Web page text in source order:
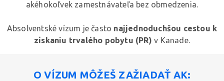
akéhokoľvek zamestnávateľa bez obmedzenia.
Absolventské vízum je často najjednoduchšou cestou k
získaniu trvalého pobytu (PR) v Kanade.
O VÍZUM MÔŽEŠ ZAŽIADAŤ AK: